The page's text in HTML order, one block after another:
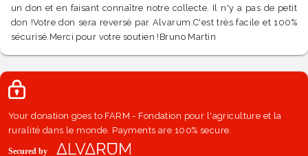
un don et en faisant connaître notre collecte. Il n'y a pas de petit
don !Votre don sera reversé par Alvarum.C'est très facile et 100%
sécurisé.Merci pour votre soutien !Bruno Martin
Your donation goes to FARM - Fondation pour l'agriculture et la
ruralité dans le monde. Payments are 100% secure.